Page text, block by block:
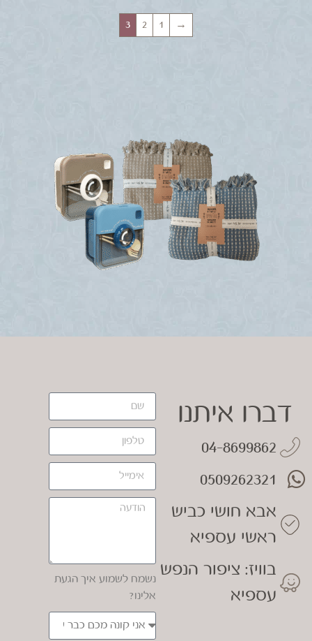
→
1
2
3
דברו איתנו
04-8699862
0509262321
אבא חושי כביש
ראשי עספיא
בוויז: ציפור הנפש
עספיא
נשמח לשמוע איך הגעת
אלינו?